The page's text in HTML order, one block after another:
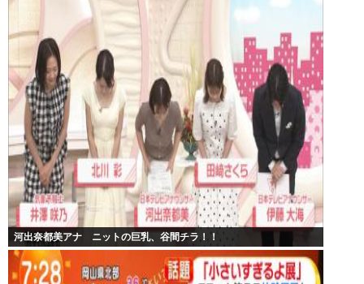
河出奈都美アナ ニットの巨乳、谷間チラ！！